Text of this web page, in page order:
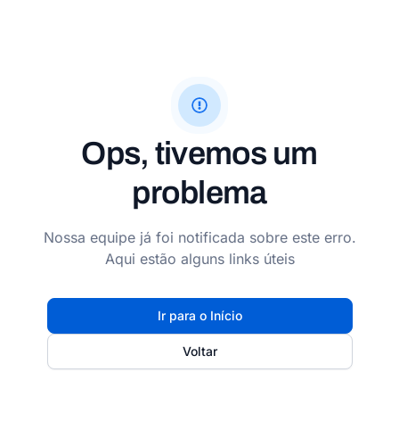
Ops, tivemos um
problema
Nossa equipe já foi notificada sobre este erro.
Aqui estão alguns links úteis
Ir para o Início
Voltar